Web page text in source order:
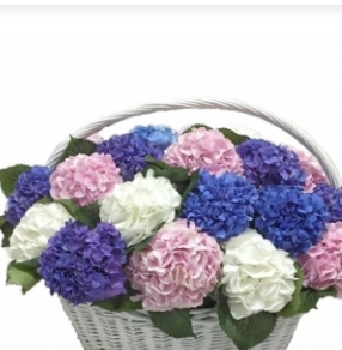
25 крупных гортензий, оазис, зелень.
50 см
80 см